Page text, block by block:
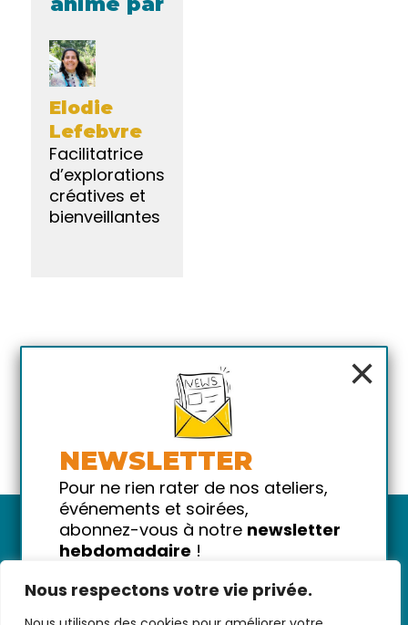
Nous respectons votre vie privée.
Elodie
Lefebvre
Facilitatrice
d’explorations
créatives et
bienveillantes
×
NEWSLETTER
Pour ne rien rater de nos ateliers,
événements et soirées,
abonnez-vous à notre newsletter
hebdomadaire !
!